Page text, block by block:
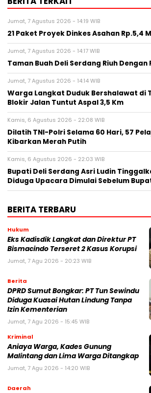
Jumat, 7 Agustus 2026 - 14:19 WIB
21 Paket Proyek Dinkes Asahan Rp.5,4
Jumat, 7 Agustus 2026 - 14:17 WIB
Taman Buah Deli Serdang Riuh
Jumat, 7 Agustus 2026 - 14:14 WIB
Warga Langkat Duduk Bershalawat di
Blokir Jalan Tuntut Aspal 3,5 Km
Kamis, 6 Agustus 2026 - 22:08 WIB
Dilatih TNI-Polri Selama 60 Hari, 57
Kibarkan Merah Putih
Kamis, 6 Agustus 2026 - 22:03 WIB
Bupati Deli Serdang Asri Ludin
Diduga Upacara Dimulai Sebelum
BERITA TERBARU
Hukum
Eks Kadisdik Langkat dan Direktur PT
Bismacindo Terseret 2 Kasus Korupsi
Jumat, 7 Agu 2026 - 20:23 WIB
Berita
DPRD Sumut Bongkar: PT Tun Sewindu
Diduga Kuasai Hutan Lindung Tanpa
Izin Kementerian
Jumat, 7 Agu 2026 - 15:45 WIB
Kriminal
Aniaya Warga, Kades Gunung
Malintang dan Lima Warga Ditangkap
Jumat, 7 Agu 2026 - 14:20 WIB
Daerah